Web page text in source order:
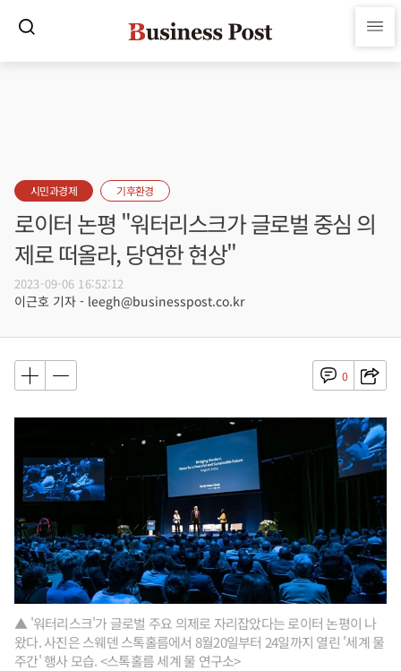
시민과경제 기후환경
로이터 논평 "워터리스크가 글로벌 중심 의
제로 떠올라, 당연한 현상"
2023-09-06 16:52:12
이근호 기자 - leegh@businesspost.co.kr
0
▲ '워터리스크'가 글로벌 주요 의제로 자리잡았다는 로이터 논평이 나
왔다. 사진은 스웨덴 스톡홀름에서 8월20일부터 24일까지 열린 '세계 물
주간' 행사 모습. <스톡홀름 세계 물 연구소>